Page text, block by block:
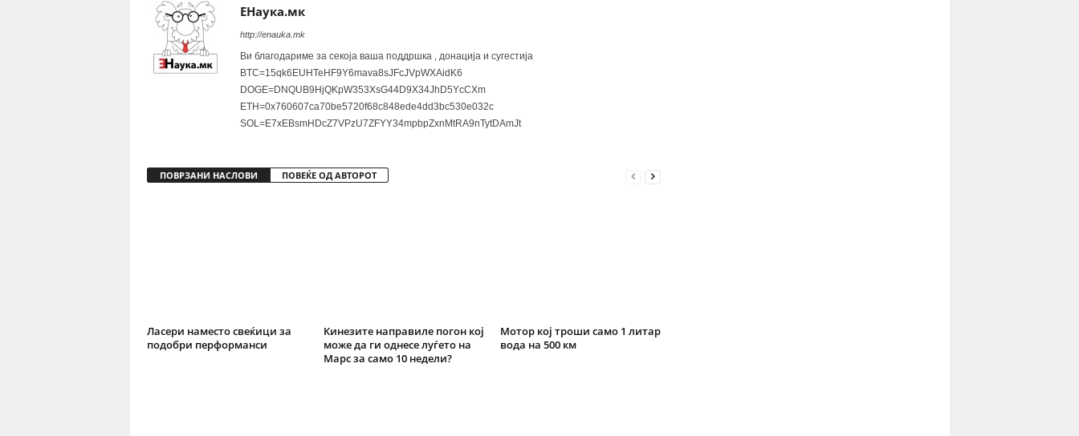
ЕНаука.мк
http://enauka.mk
Ви благодариме за секоја ваша поддршка , донација и сугестија
BTC=15qk6EUHTeHF9Y6mava8sJFcJVpWXAidK6
DOGE=DNQUB9HjQKpW353XsG44D9X34JhD5YcCXm
ETH=0x760607ca70be5720f68c848ede4dd3bc530e032c
SOL=E7xEBsmHDcZ7VPzU7ZFYY34mpbpZxnMtRA9nTytDAmJt
ПОВРЗАНИ НАСЛОВИ ПОВЕЌЕ ОД АВТОРОТ
Ласери наместо свеќици за
подобри перформанси
Кинезите направиле погон кој
може да ги однесе луѓето на
Марс за само 10 недели?
Мотор кој троши само 1 литар
вода на 500 км